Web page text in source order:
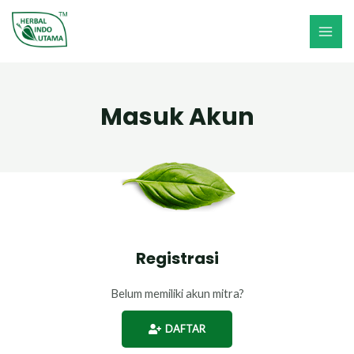
Masuk Akun
Registrasi
Belum memiliki akun mitra?
DAFTAR